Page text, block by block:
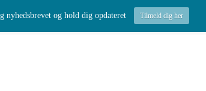
nyhedsbrevet og hold dig opdateret Tilmeld dig her